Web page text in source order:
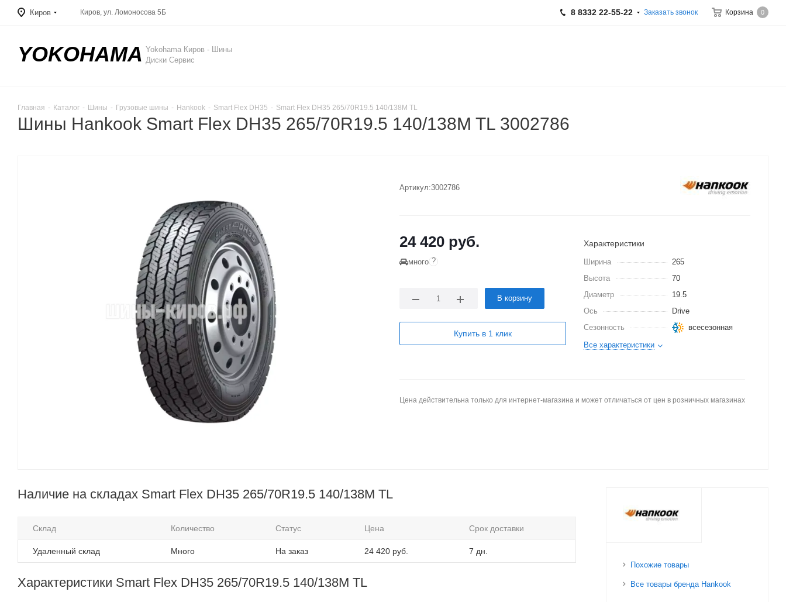
Киров Корзина 0
Киров, ул. Ломоносова 5Б 8 8332 22-55-22 Заказать звонок
YOKOHAMA Yokohama Киров - Шины
Диски Сервис
Главная - Каталог - Шины - Грузовые шины - Hankook - Smart Flex DH35 - Smart Flex DH35 265/70R19.5 140/138M TL
Шины Hankook Smart Flex DH35 265/70R19.5 140/138M TL 3002786
Артикул:3002786
24 420 руб.
много ?
В корзину
Купить в 1 клик
Характеристики
Ширина
265
Высота
70
Диаметр
19.5
Ось
Drive
Сезонность
всесезонная
Все характеристики
Цена действительна только для интернет-магазина и может отличаться от цен в розничных магазинах
Наличие на складах Smart Flex DH35 265/70R19.5 140/138M TL
Склад Количество Статус Цена Срок доставки
Удаленный склад Много На заказ 24 420 руб. 7 дн.
Характеристики Smart Flex DH35 265/70R19.5 140/138M TL
Похожие товары
Все товары бренда Hankook